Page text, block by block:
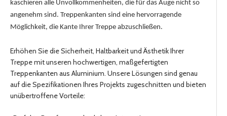
kaschieren alle Unvollkommenheiten, die für das Auge nicht so
angenehm sind. Treppenkanten sind eine hervorragende
Möglichkeit, die Kante Ihrer Treppe abzuschließen.
Erhöhen Sie die Sicherheit, Haltbarkeit und Ästhetik Ihrer
Treppe mit unseren hochwertigen, maßgefertigten
Treppenkanten aus Aluminium. Unsere Lösungen sind genau
auf die Spezifikationen Ihres Projekts zugeschnitten und bieten
unübertroffene Vorteile: